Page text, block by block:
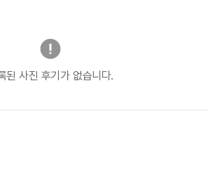
된 사진 후기가 없습니다.